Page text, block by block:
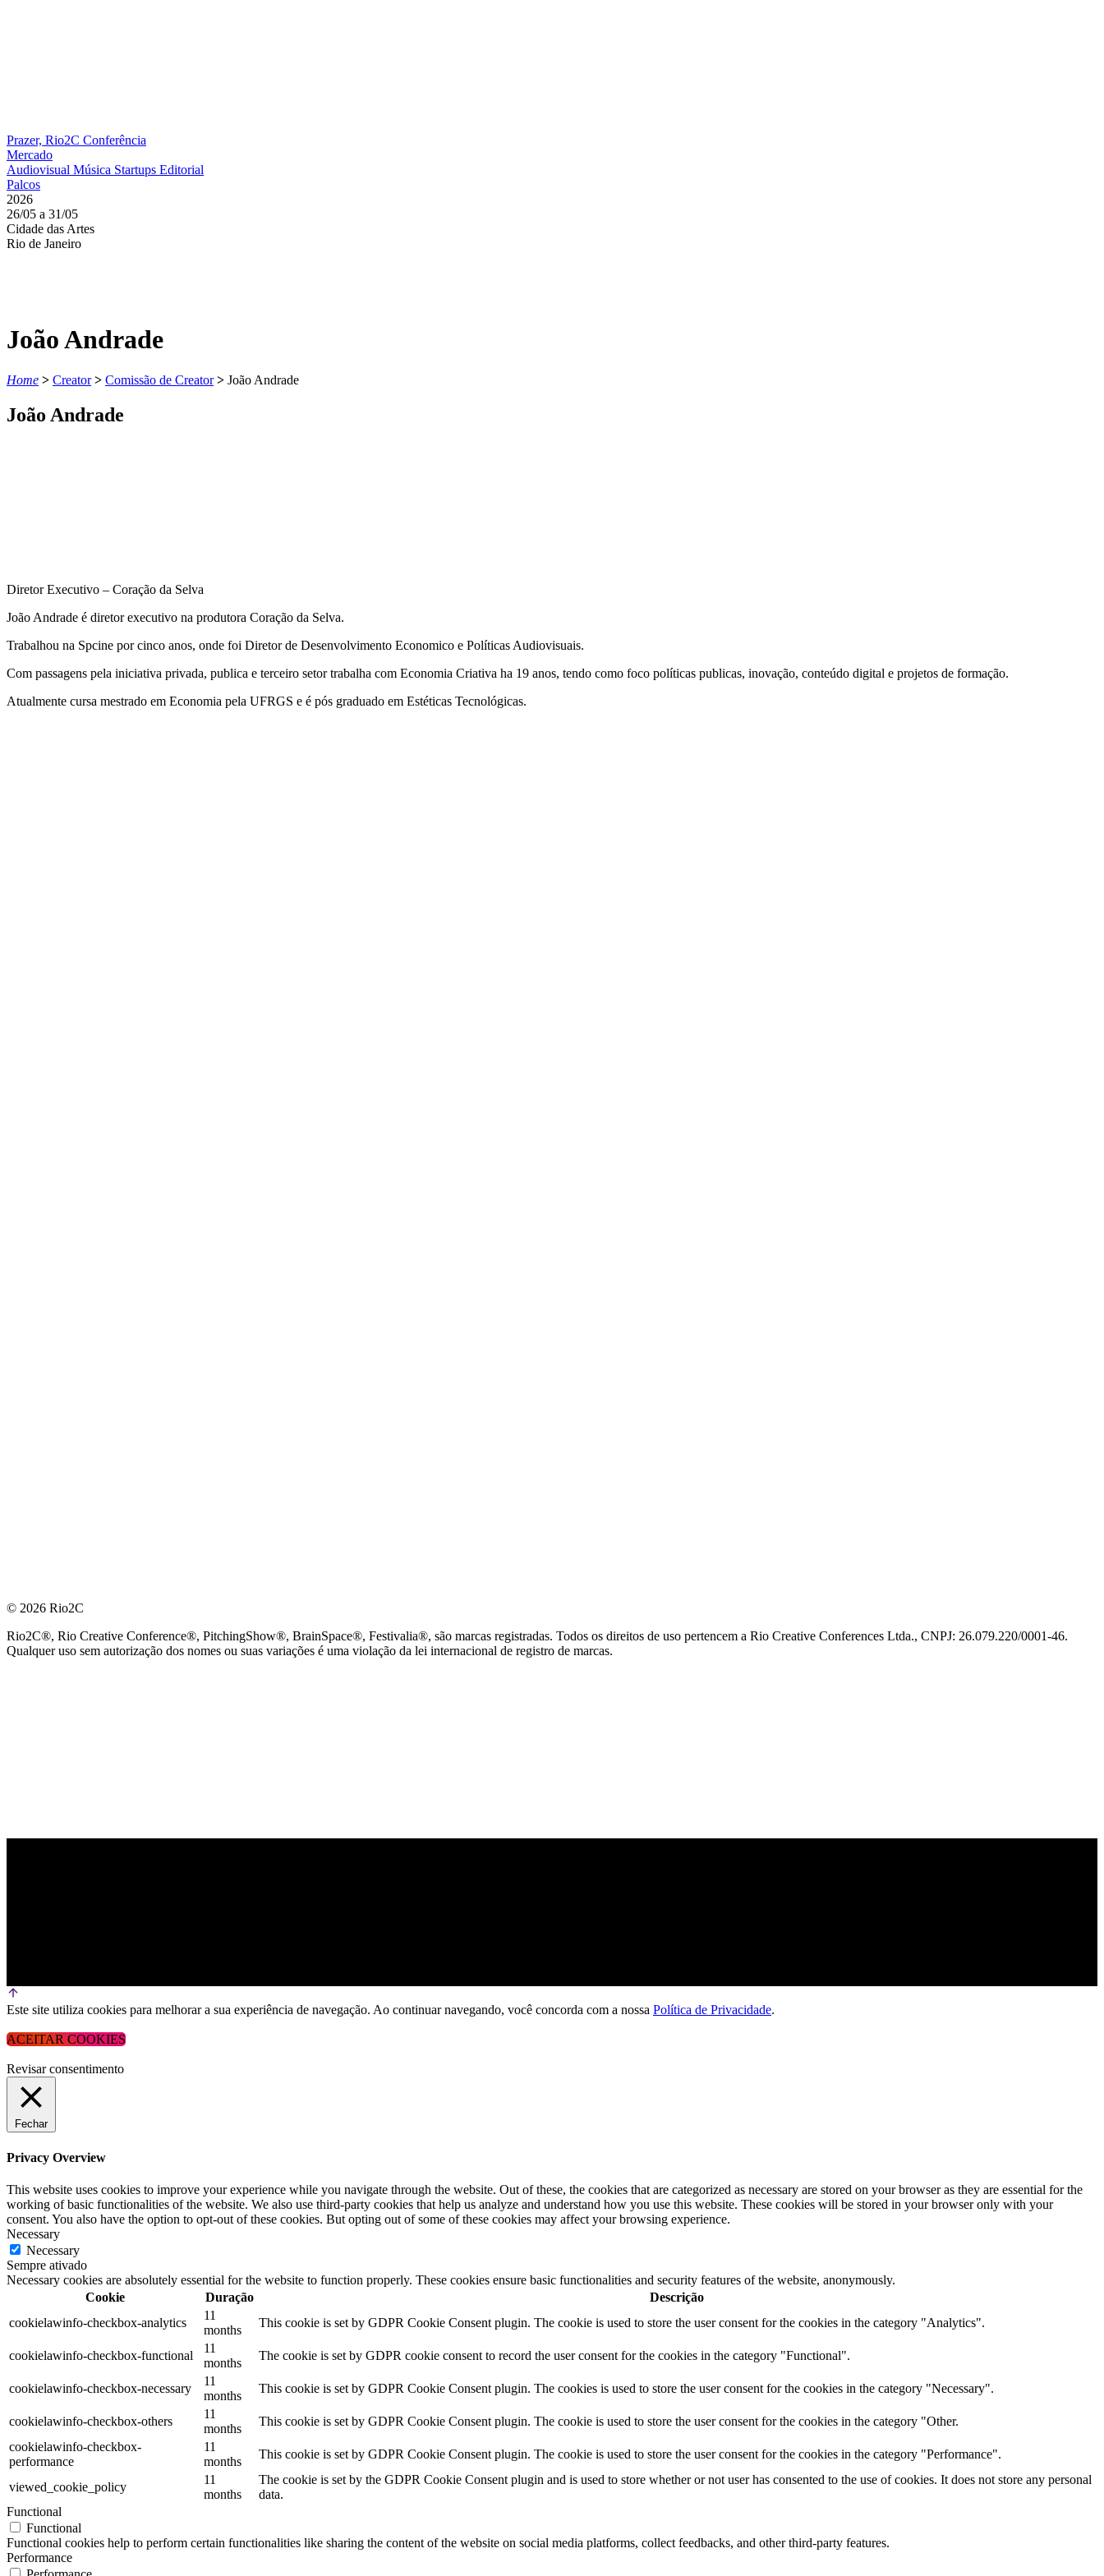
Prazer, Rio2C Conferência
Mercado
Audiovisual Música Startups Editorial
Palcos
2026
26/05 a 31/05
Cidade das Artes
Rio de Janeiro
João Andrade
Home > Creator > Comissão de Creator > João Andrade
João Andrade
Diretor Executivo – Coração da Selva
João Andrade é diretor executivo na produtora Coração da Selva.
Trabalhou na Spcine por cinco anos, onde foi Diretor de Desenvolvimento Economico e Políticas Audiovisuais.
Com passagens pela iniciativa privada, publica e terceiro setor trabalha com Economia Criativa ha 19 anos, tendo como foco políticas publicas, inovação, conteúdo digital e projetos de formação.
Atualmente cursa mestrado em Economia pela UFRGS e é pós graduado em Estéticas Tecnológicas.
© 2026 Rio2C
Rio2C®, Rio Creative Conference®, PitchingShow®, BrainSpace®, Festivalia®, são marcas registradas. Todos os direitos de uso pertencem a Rio Creative Conferences Ltda., CNPJ: 26.079.220/0001-46.
Qualquer uso sem autorização dos nomes ou suas variações é uma violação da lei internacional de registro de marcas.
Este site utiliza cookies para melhorar a sua experiência de navegação. Ao continuar navegando, você concorda com a nossa Política de Privacidade.
ACEITAR COOKIES
Revisar consentimento
Fechar
Privacy Overview
This website uses cookies to improve your experience while you navigate through the website. Out of these, the cookies that are categorized as necessary are stored on your browser as they are essential for the
working of basic functionalities of the website. We also use third-party cookies that help us analyze and understand how you use this website. These cookies will be stored in your browser only with your
consent. You also have the option to opt-out of these cookies. But opting out of some of these cookies may affect your browsing experience.
Necessary
Necessary
Sempre ativado
Necessary cookies are absolutely essential for the website to function properly. These cookies ensure basic functionalities and security features of the website, anonymously.
Cookie
Duração
Descrição
cookielawinfo-checkbox-analytics
11
months
This cookie is set by GDPR Cookie Consent plugin. The cookie is used to store the user consent for the cookies in the category "Analytics".
cookielawinfo-checkbox-functional
11
months
The cookie is set by GDPR cookie consent to record the user consent for the cookies in the category "Functional".
cookielawinfo-checkbox-necessary
11
months
This cookie is set by GDPR Cookie Consent plugin. The cookies is used to store the user consent for the cookies in the category "Necessary".
cookielawinfo-checkbox-others
11
months
This cookie is set by GDPR Cookie Consent plugin. The cookie is used to store the user consent for the cookies in the category "Other.
cookielawinfo-checkbox-
performance
11
months
This cookie is set by GDPR Cookie Consent plugin. The cookie is used to store the user consent for the cookies in the category "Performance".
viewed_cookie_policy
11
months
The cookie is set by the GDPR Cookie Consent plugin and is used to store whether or not user has consented to the use of cookies. It does not store any personal
data.
Functional
Functional
Functional cookies help to perform certain functionalities like sharing the content of the website on social media platforms, collect feedbacks, and other third-party features.
Performance